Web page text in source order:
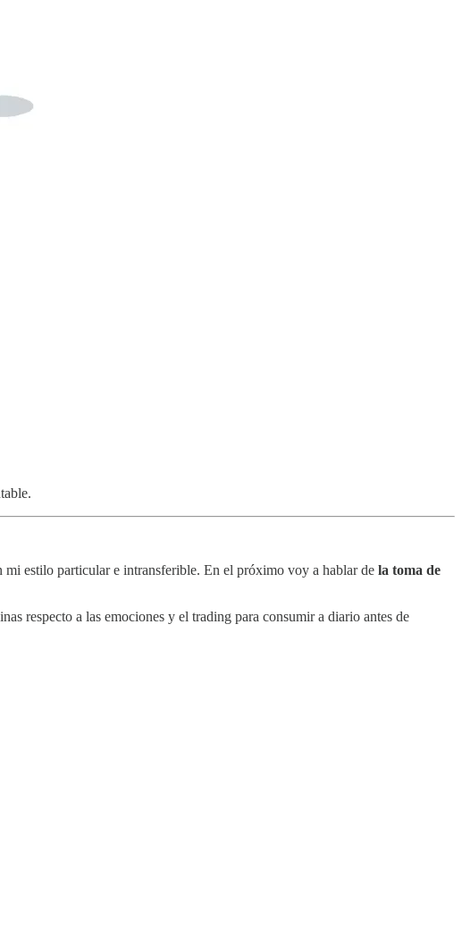
mi estilo particular e intransferible. En el próximo voy a hablar de la toma de
respecto a las emociones y el trading para consumir a diario antes de